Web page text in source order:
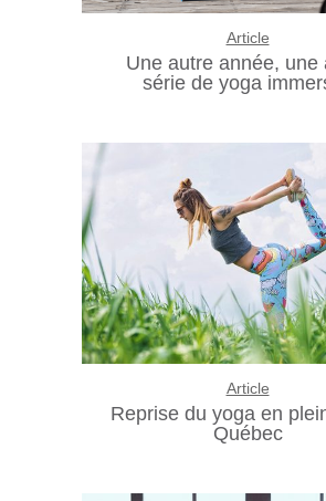
Article
Une autre année, une
série de yoga
Article
Reprise du yoga en
Québec